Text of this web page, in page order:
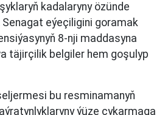
kadalaryny özünde
Senagat eýeçiligini goramak
8-nji maddasyna
täjirçilik belgiler hem goşulyp
bu resminamanyň
ýüze çykarmaga